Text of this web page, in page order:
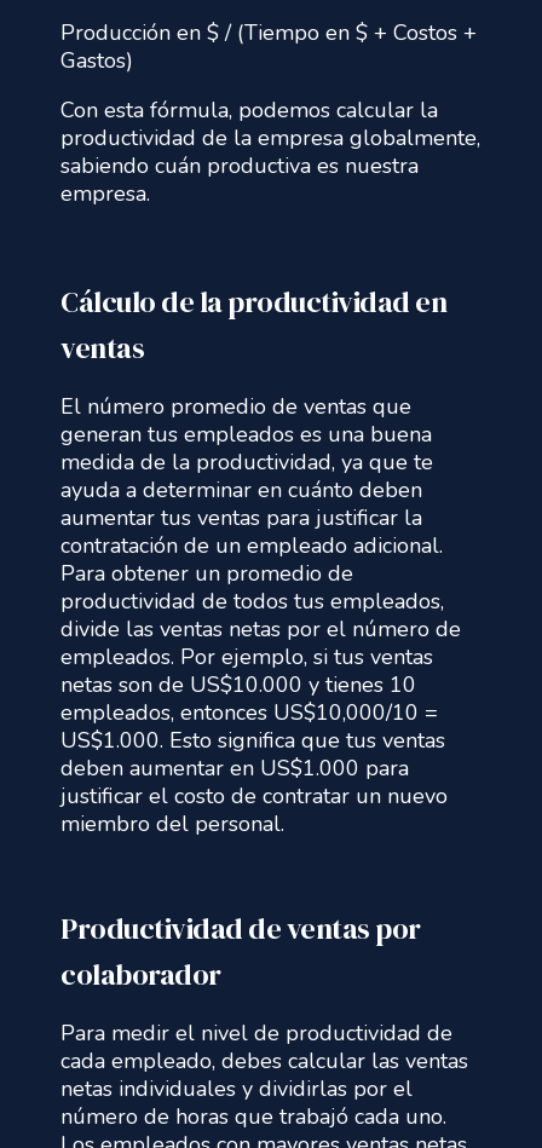
Producción en $ / (Tiempo en $ + Costos +
Gastos)
Con esta fórmula, podemos calcular la
productividad de la empresa globalmente,
sabiendo cuán productiva es nuestra
empresa.
Cálculo de la productividad en
ventas
El número promedio de ventas que
generan tus empleados es una buena
medida de la productividad, ya que te
ayuda a determinar en cuánto deben
aumentar tus ventas para justificar la
contratación de un empleado adicional.
Para obtener un promedio de
productividad de todos tus empleados,
divide las ventas netas por el número de
empleados. Por ejemplo, si tus ventas
netas son de US$10.000 y tienes 10
empleados, entonces US$10,000/10 =
US$1.000. Esto significa que tus ventas
deben aumentar en US$1.000 para
justificar el costo de contratar un nuevo
miembro del personal.
Productividad de ventas por
colaborador
Para medir el nivel de productividad de
cada empleado, debes calcular las ventas
netas individuales y dividirlas por el
número de horas que trabajó cada uno.